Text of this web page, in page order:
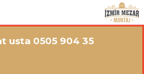
usta 0505 904 35